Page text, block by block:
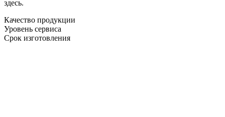
здесь.
Качество продукции
Уровень сервиса
Срок изготовления